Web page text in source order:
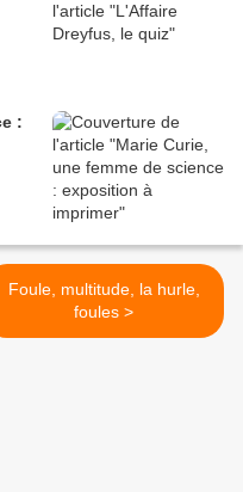
:
Foule, multitude, la hurle,
foules >